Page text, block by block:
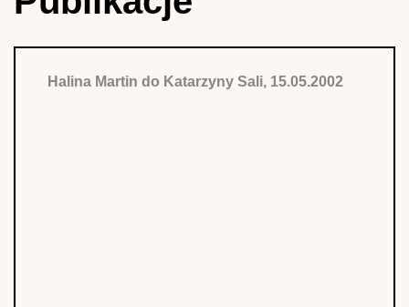
Halina Martin do Katarzyny Sali, 15.05.2002